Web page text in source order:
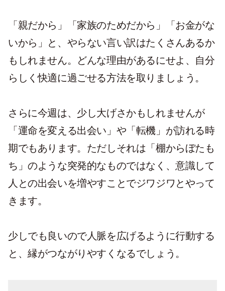
「親だから」「家族のためだから」「お金がな
いから」と、やらない言い訳はたくさんあるか
もしれません。どんな理由があるにせよ、自分
らしく快適に過ごせる方法を取りましょう。
さらに今週は、少し大げさかもしれませんが
「運命を変える出会い」や「転機」が訪れる時
期でもあります。ただしそれは「棚からぼたも
ち」のような突発的なものではなく、意識して
人との出会いを増やすことでジワジワとやって
きます。
少しでも良いので人脈を広げるように行動する
と、縁がつながりやすくなるでしょう。